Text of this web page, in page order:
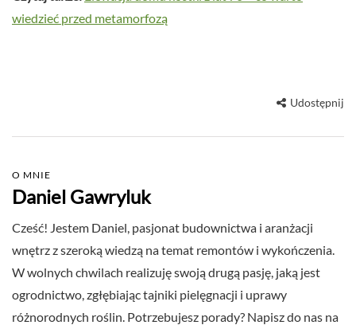
wiedzieć przed metamorfozą
Udostępnij
O MNIE
Daniel Gawryluk
Cześć! Jestem Daniel, pasjonat budownictwa i aranżacji
wnętrz z szeroką wiedzą na temat remontów i wykończenia.
W wolnych chwilach realizuję swoją drugą pasję, jaką jest
ogrodnictwo, zgłębiając tajniki pielęgnacji i uprawy
różnorodnych roślin. Potrzebujesz porady? Napisz do nas na